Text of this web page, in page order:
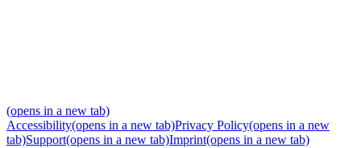
(opens in a new tab)
Accessibility(opens in a new tab)Privacy Policy(opens in a new
tab)Support(opens in a new tab)Imprint(opens in a new tab)